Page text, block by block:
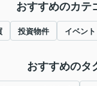
おすすめのカテ
投資物件 イベント
おすすめのタ